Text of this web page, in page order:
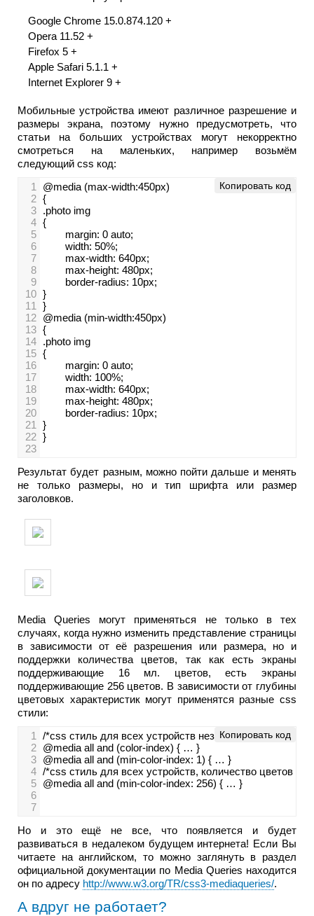
Google Chrome 15.0.874.120 +
Opera 11.52 +
Firefox 5 +
Apple Safari 5.1.1 +
Internet Explorer 9 +
Мобильные устройства имеют различное разрешение и
размеры экрана, поэтому нужно предусмотреть, что
статьи на больших устройствах могут некорректно
смотреться на маленьких, например возьмём
следующий css код:
1
@media (max-width:450px)
2 {
3 .photo img
4 {
5
        margin: 0 auto;
6
        width: 50%;
7
        max-width: 640px;
8
        max-height: 480px;
9
border-radius: 10px;
10 }
11
}
12 @media (min-width:450px)
13 {
14 .photo img
15 {
16
        margin: 0 auto;
17
        width: 100%;
18
        max-width: 640px;
19
        max-height: 480px;
20
border-radius: 10px;
21
}
22 }
23
Копировать код
Результат будет разным, можно пойти дальше и менять
не только размеры, но и тип шрифта или размер
заголовков.
Media Queries могут применяться не только в тех
случаях, когда нужно изменить представление страницы
в зависимости от её разрешения или размера, но и
поддержки количества цветов, так как есть экраны
поддерживающие 16 мл. цветов, есть экраны
поддерживающие 256 цветов. В зависимости от глубины
цветовых характеристик могут применятся разные css
стили:
1
/*css стиль для всех устройств независимо от
2 @media all and (color-index) { … }
3 @media all and (min-color-index: 1) { … }
4 /*css стиль для всех устройств, количество цветов у
5 @media all and (min-color-index: 256) { … }
6
7
Копировать код
Но и это ещё не все, что появляется и будет
развиваться в недалеком будущем интернета! Если Вы
читаете на английском, то можно заглянуть в раздел
официальной документации по Media Queries находится
он по адресу http://www.w3.org/TR/css3-mediaqueries/.
А вдруг не работает?